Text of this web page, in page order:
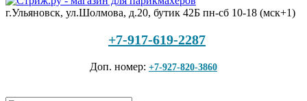
г.Ульяновск, ул.Шолмова, д.20, бутик 42Б пн-сб 10-18 (мск+1)
+7-917-619-2287
Доп. номер: +7-927-820-3860